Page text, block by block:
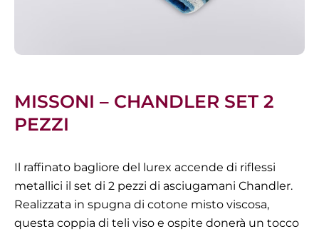
MISSONI – CHANDLER SET 2
PEZZI
Il raffinato bagliore del lurex accende di riflessi
metallici il set di 2 pezzi di asciugamani Chandler.
Realizzata in spugna di cotone misto viscosa,
questa coppia di teli viso e ospite donerà un tocco